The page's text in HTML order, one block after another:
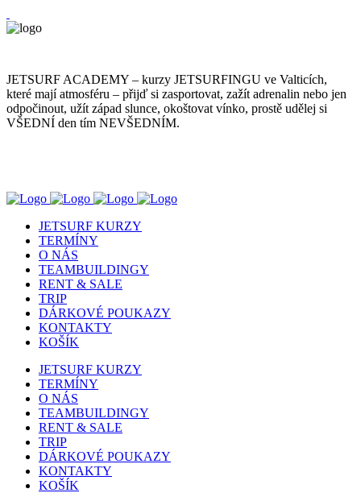
JETSURF ACADEMY – kurzy JETSURFINGU ve Valticích,
které mají atmosféru – přijď si zasportovat, zažít adrenalin nebo jen
odpočinout, užít západ slunce, okoštovat vínko, prostě udělej si
VŠEDNÍ den tím NEVŠEDNÍM.
JETSURF KURZY
TERMÍNY
O NÁS
TEAMBUILDINGY
RENT & SALE
TRIP
DÁRKOVÉ POUKAZY
KONTAKTY
KOŠÍK
JETSURF KURZY
TERMÍNY
O NÁS
TEAMBUILDINGY
RENT & SALE
TRIP
DÁRKOVÉ POUKAZY
KONTAKTY
KOŠÍK